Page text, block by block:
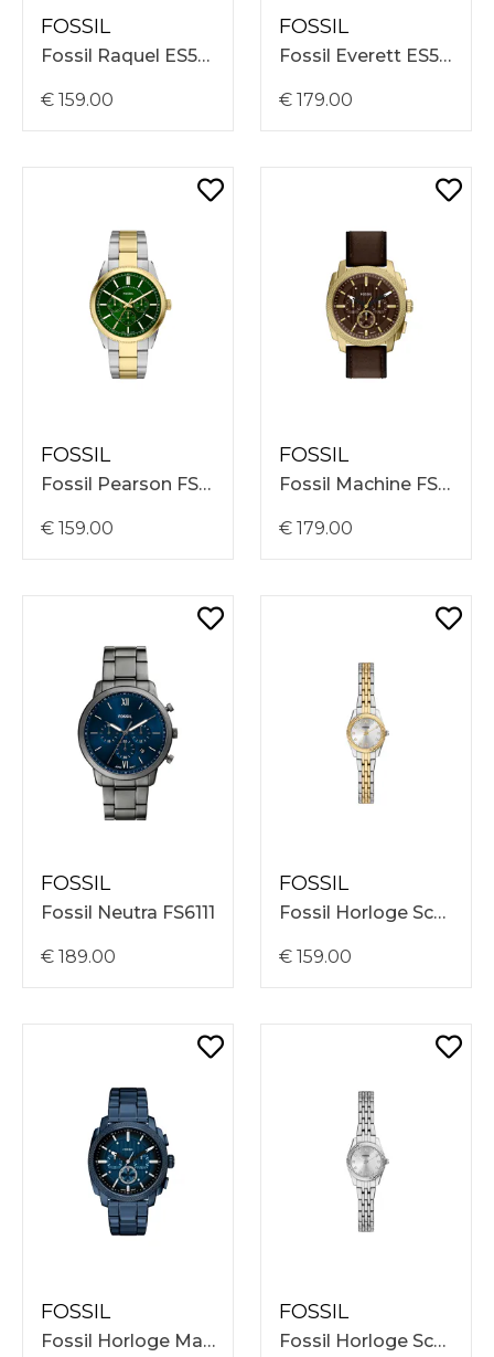
FOSSIL
Fossil Raquel ES5504
€ 159.00
FOSSIL
Fossil Everett ES5492
€ 179.00
FOSSIL
Fossil Pearson FS6197
€ 159.00
FOSSIL
Fossil Machine FS6188
€ 179.00
FOSSIL
Fossil Neutra FS6111
€ 189.00
FOSSIL
Fossil Horloge Scarlette ES5473
€ 159.00
FOSSIL
Fossil Horloge Machine FS6167
FOSSIL
Fossil Horloge Scarlette ES5475